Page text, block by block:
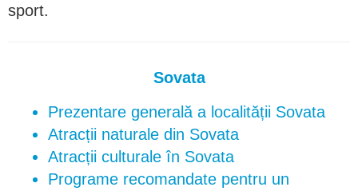
sport.
Sovata
Prezentare generală a localității Sovata
Atracții naturale din Sovata
Atracții culturale în Sovata
Programe recomandate pentru un